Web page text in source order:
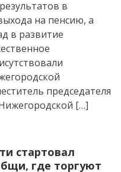
в
на пенсию, а
в развитие
председателя
[…]
стартовал
где торгуют